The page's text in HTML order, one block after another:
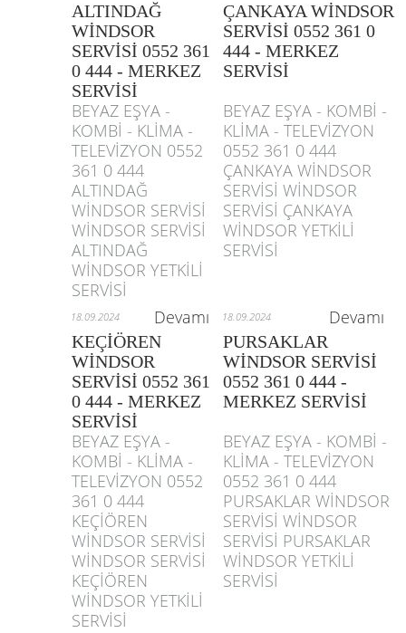
ALTINDAĞ
WİNDSOR
SERVİSİ 0552 361
0 444 - MERKEZ
SERVİSİ
ÇANKAYA WİNDSOR
SERVİSİ 0552 361 0
444 - MERKEZ
SERVİSİ
BEYAZ EŞYA -
KOMBİ - KLİMA -
TELEVİZYON 0552
361 0 444
ALTINDAĞ
WİNDSOR SERVİSİ
WİNDSOR SERVİSİ
ALTINDAĞ
WİNDSOR YETKİLİ
SERVİSİ
BEYAZ EŞYA - KOMBİ -
KLİMA - TELEVİZYON
0552 361 0 444
ÇANKAYA WİNDSOR
SERVİSİ WİNDSOR
SERVİSİ ÇANKAYA
WİNDSOR YETKİLİ
SERVİSİ
18.09.2024 Devamı 18.09.2024 Devamı
KEÇİÖREN
WİNDSOR
SERVİSİ 0552 361
0 444 - MERKEZ
SERVİSİ
PURSAKLAR
WİNDSOR SERVİSİ
0552 361 0 444 -
MERKEZ SERVİSİ
BEYAZ EŞYA -
KOMBİ - KLİMA -
TELEVİZYON 0552
361 0 444
KEÇİÖREN
WİNDSOR SERVİSİ
WİNDSOR SERVİSİ
KEÇİÖREN
WİNDSOR YETKİLİ
SERVİSİ
BEYAZ EŞYA - KOMBİ -
KLİMA - TELEVİZYON
0552 361 0 444
PURSAKLAR WİNDSOR
SERVİSİ WİNDSOR
SERVİSİ PURSAKLAR
WİNDSOR YETKİLİ
SERVİSİ